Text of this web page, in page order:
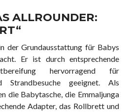
ALLROUNDER:
der Grundausstattung für Babys
Er ist durch entsprechende
hervorragend für
Strandbesuche geeignet. Als
die Babytasche, die Emmaljunga
Adapter, das Rollbrett und